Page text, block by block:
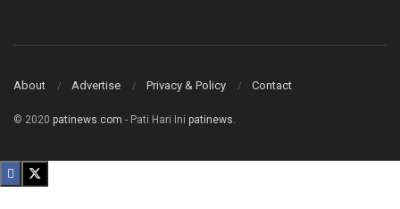
About Advertise Privacy & Policy Contact
© 2020 patinews.com - Pati Hari Ini patinews.